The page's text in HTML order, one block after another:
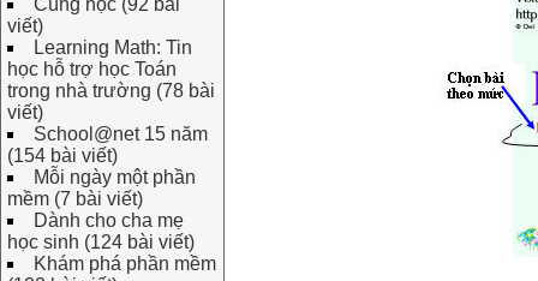
Cùng học (92 bài
viết)
Learning Math: Tin
học hỗ trợ học Toán
trong nhà trường (78 bài
viết)
School@net 15 năm
(154 bài viết)
Mỗi ngày một phần
mềm (7 bài viết)
Dành cho cha mẹ
học sinh (124 bài viết)
Khám phá phần mềm